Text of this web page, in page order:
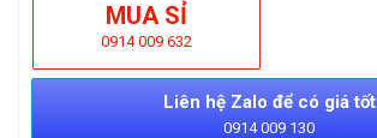
MUA SỈ
0914 009 632
Liên hệ Zalo để có giá tốt
0914 009 130